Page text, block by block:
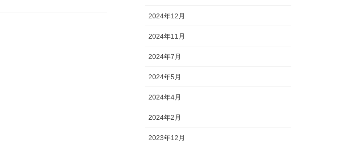
2024年12月
2024年11月
2024年7月
2024年5月
2024年4月
2024年2月
2023年12月